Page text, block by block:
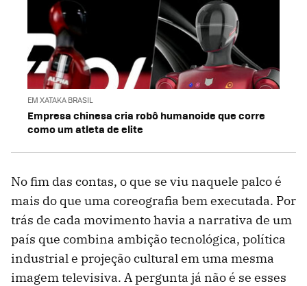
EM XATAKA BRASIL
Empresa chinesa cria robô humanoide que corre
como um atleta de elite
No fim das contas, o que se viu naquele palco é
mais do que uma coreografia bem executada. Por
trás de cada movimento havia a narrativa de um
país que combina ambição tecnológica, política
industrial e projeção cultural em uma mesma
imagem televisiva. A pergunta já não é se esses